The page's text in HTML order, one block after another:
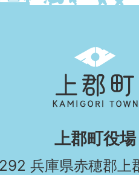
郡
町
KAMIGORI
TOWN
上郡町役場
兵庫県赤穂郡上